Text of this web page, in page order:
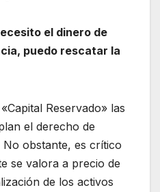
el dinero de
puedo rescatar la
Reservado» las
el derecho de
obstante, es crítico
se valora a precio de
de los activos